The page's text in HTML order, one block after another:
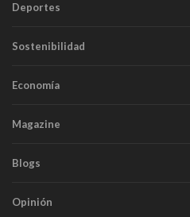
Deportes
Sostenibilidad
Economía
Magazine
Blogs
Opinión